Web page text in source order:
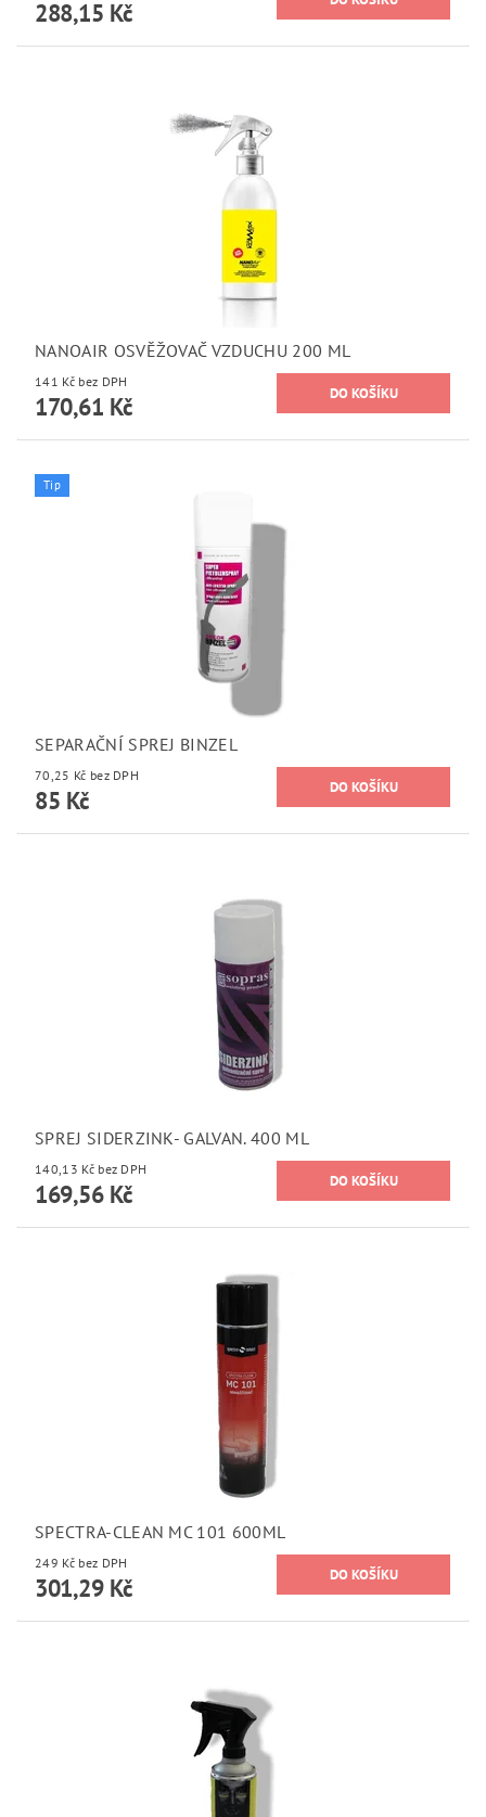
288,15 Kč
NANOAIR OSVĚŽOVAČ VZDUCHU 200 ML
141 Kč bez DPH
170,61 Kč
Tip
SEPARAČNÍ SPREJ BINZEL
70,25 Kč bez DPH
85 Kč
SPREJ SIDERZINK- GALVAN. 400 ML
140,13 Kč bez DPH
169,56 Kč
SPECTRA-CLEAN MC 101 600ML
249 Kč bez DPH
301,29 Kč